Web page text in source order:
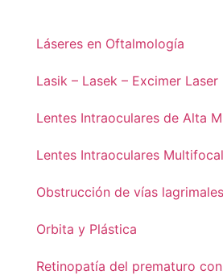
Láseres en Oftalmología
Lasik – Lasek – Excimer Laser
Lentes Intraoculares de Alta
Lentes Intraoculares
Obstrucción de vías lagrimales
Orbita y Plástica
Retinopatía del prematuro